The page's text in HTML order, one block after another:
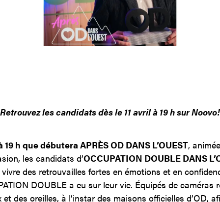
Jinfluence
Retrouvez les candidats dès le 11 avril à 19 h sur Noovo!
19 h que débutera APRÈS OD DANS L’OUEST,
les candidats d’OCCUPATION DOUBLE DANS
des retrouvailles fortes en émotions et en
DOUBLE a eu sur leur vie. Équipés de caméras
des oreilles, à l’instar des maisons officielles d’OD,